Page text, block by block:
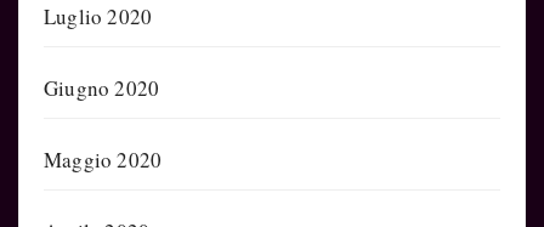
Luglio 2020
Giugno 2020
Maggio 2020